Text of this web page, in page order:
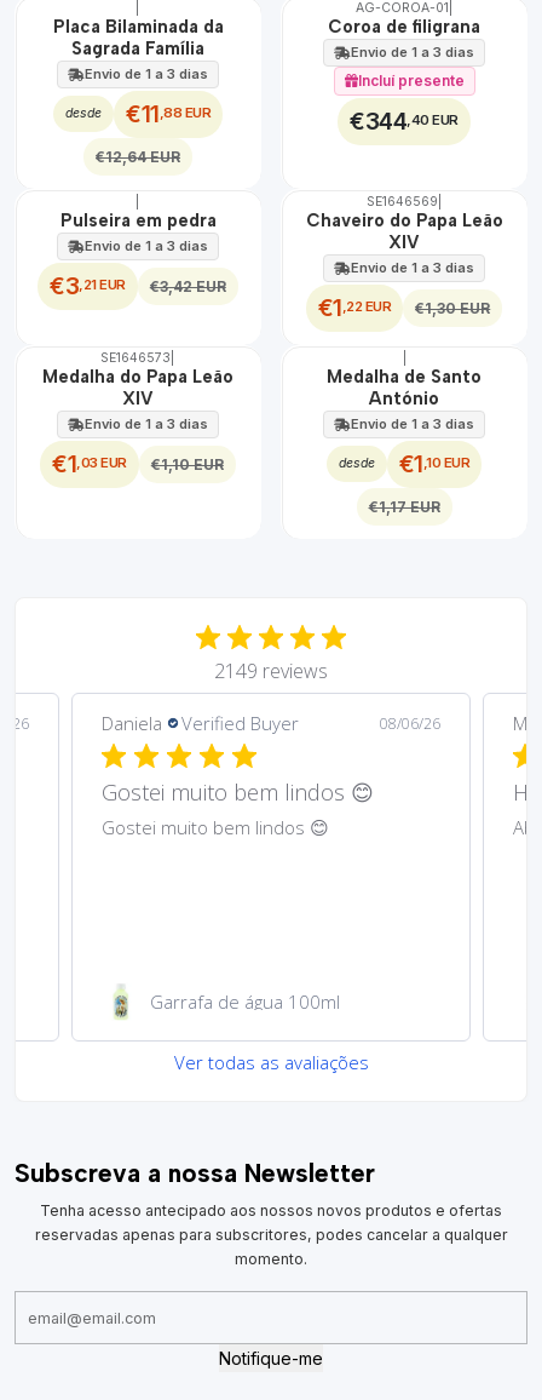
DESCONTO
Placa Bilaminada da
Sagrada Família
Envio de 1 a 3 dias
desde €11,88 EUR
€12,64 EUR
100%
AG-COROA-01
Coroa de filigrana
Envio de 1 a 3 dias
Incluí presente
€344,40 EUR
DESCONTO
Pulseira em pedra
Envio de 1 a 3 dias
€3,21 EUR €3,42 EUR
DESCONTO
SE1646569
Chaveiro do Papa Leão
XIV
Envio de 1 a 3 dias
€1,22 EUR €1,30 EUR
DESCONTO
SE1646573
Medalha do Papa Leão
XIV
Envio de 1 a 3 dias
€1,03 EUR €1,10 EUR
DESCONTO
Medalha de Santo
António
Envio de 1 a 3 dias
desde €1,10 EUR
€1,17 EUR
2149 reviews
26 Daniela Verified Buyer 08/06/26
Gostei muito bem lindos 😊
Gostei muito bem lindos 😊
Garrafa de água 100ml
Ver todas as avaliações
Subscreva a nossa Newsletter
Tenha acesso antecipado aos nossos novos produtos e ofertas
reservadas apenas para subscritores, podes cancelar a qualquer
momento.
Notifique-me